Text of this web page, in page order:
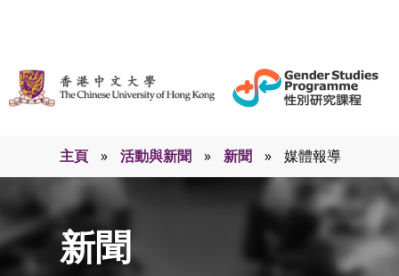
主頁 » 活動與新聞 » 新聞 » 媒體報導
新聞